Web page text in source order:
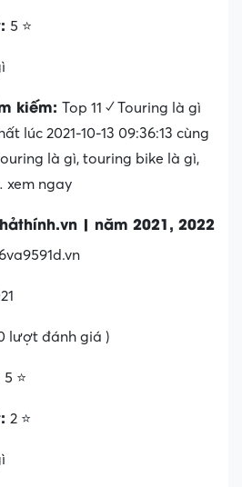
5 ⭐
kiếm: Top 11 ✓ Touring là gì
lúc 2021-10-13 09:36:13 cùng
là gì, touring bike là gì,
ngay
| năm 2021, 2022
lượt đánh giá )
5 ⭐
2 ⭐